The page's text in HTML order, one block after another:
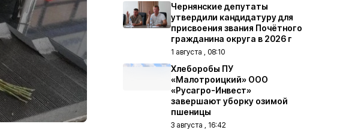
Чернянские депутаты
утвердили кандидатуру для
присвоения звания Почётного
гражданина округа в 2026 г
1 августа , 08:10
Хлеборобы ПУ
«Малотроицкий» ООО
«Русагро-Инвест»
завершают уборку озимой
пшеницы
3 августа , 16:42